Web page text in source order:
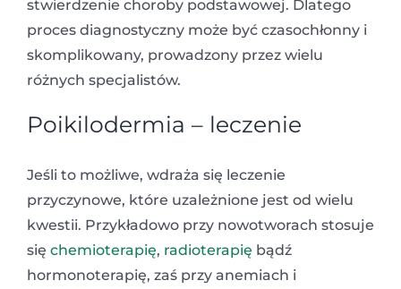
stwierdzenie choroby podstawowej. Dlatego
proces diagnostyczny może być czasochłonny i
skomplikowany, prowadzony przez wielu
różnych specjalistów.
Poikilodermia – leczenie
Jeśli to możliwe, wdraża się leczenie
przyczynowe, które uzależnione jest od wielu
kwestii. Przykładowo przy nowotworach stosuje
się chemioterapię, radioterapię bądź
hormonoterapię, zaś przy anemiach i